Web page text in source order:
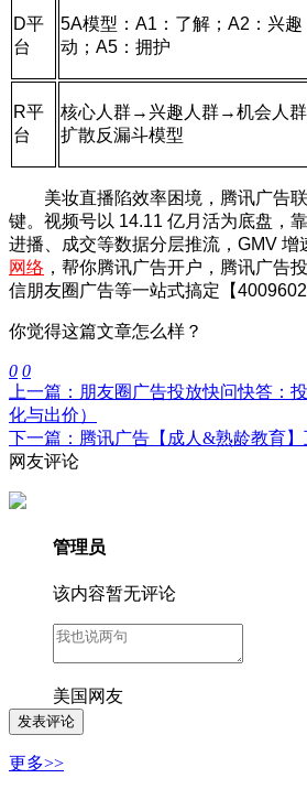
D平
台
5A模型：A1：了解；A2：兴
动；A5：拥护
R平
台
核心人群→兴趣人群→机会人
扩散反漏斗模型
美妆直播陷效率困境，腾讯广告
键。视频号以 14.11 亿月活为底盘，
进播、成交等数据分层推流，GMV 增
网络 ，帮你腾讯广告开户，腾讯广告
信朋友圈广告等一站式搞定【
你觉得这篇文章怎么样？
0 0
上一篇：朋友圈广告投放快问快答：
化与出价）
下一篇：腾讯广告【成人&熟龄教育
网友评论
管理员
该内容暂无评论
美国网友
更多>>